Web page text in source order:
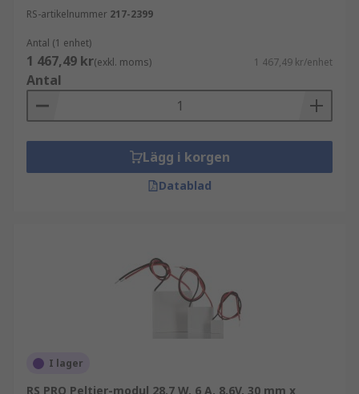
RS-artikelnummer 217-2399
Antal (1 enhet)
1 467,49 kr(exkl. moms) 1 467,49 kr/enhet
Antal
Lägg i korgen
Datablad
I lager
RS PRO Peltier-modul 28.7 W, 6 A, 8.6V, 30 mm x